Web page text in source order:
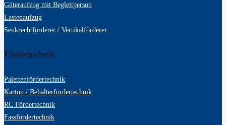
Güteraufzug mit Begleitperson
Lastenaufzug
Senkrechtförderer / Vertikalförderer
Fördertechnik
Palettenfördertechnik
Karton / Behälterfördertechnik
RC Fördertechnik
Fassfördertechnik